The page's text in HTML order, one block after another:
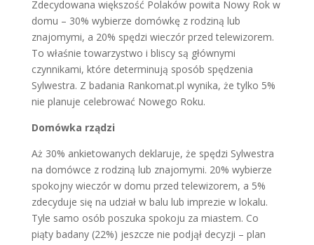
Zdecydowana większość Polaków powita Nowy Rok w
domu – 30% wybierze domówkę z rodziną lub
znajomymi, a 20% spędzi wieczór przed telewizorem.
To właśnie towarzystwo i bliscy są głównymi
czynnikami, które determinują sposób spędzenia
Sylwestra. Z badania Rankomat.pl wynika, że tylko 5%
nie planuje celebrować Nowego Roku.
Domówka rządzi
Aż 30% ankietowanych deklaruje, że spędzi Sylwestra
na domówce z rodziną lub znajomymi. 20% wybierze
spokojny wieczór w domu przed telewizorem, a 5%
zdecyduje się na udział w balu lub imprezie w lokalu.
Tyle samo osób poszuka spokoju za miastem. Co
piąty badany (22%) jeszcze nie podjął decyzji – plan